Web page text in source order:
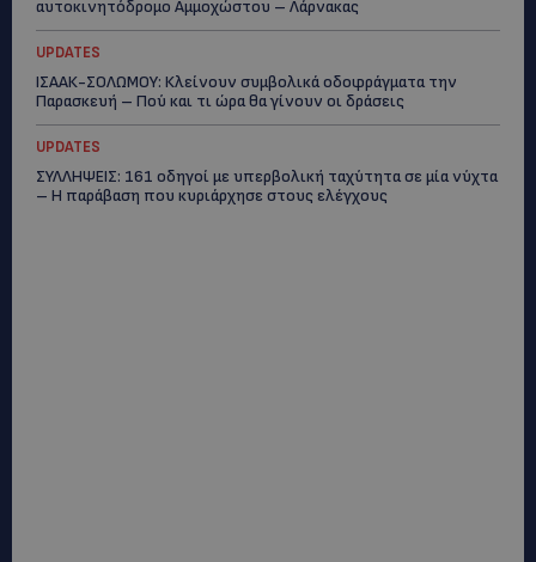
αυτοκινητόδρομο Αμμοχώστου – Λάρνακας
UPDATES
ΙΣΑΑΚ-ΣΟΛΩΜΟΥ: Κλείνουν συμβολικά οδοφράγματα την
Παρασκευή – Πού και τι ώρα θα γίνουν οι δράσεις
UPDATES
ΣΥΛΛΗΨΕΙΣ: 161 οδηγοί με υπερβολική ταχύτητα σε μία νύχτα
– Η παράβαση που κυριάρχησε στους ελέγχους